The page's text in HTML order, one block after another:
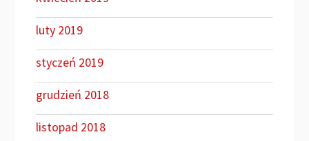
luty 2019
styczeń 2019
grudzień 2018
listopad 2018